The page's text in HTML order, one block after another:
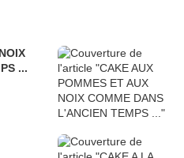
...